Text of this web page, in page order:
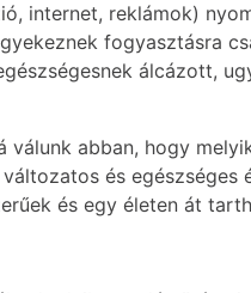
internet, reklámok)
fogyasztásra
álcázott,
abban, hogy
és egészséges
és egy életen át